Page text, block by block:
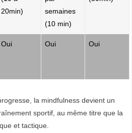
20min)
semaines
(10 min)
Oui Oui Oui
la mindfulness devient un
sportif, au même titre que la
et tactique.